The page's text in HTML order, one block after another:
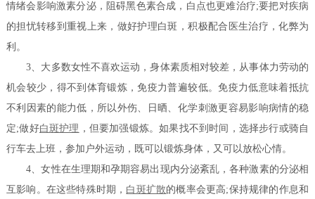
情绪会影响激素分泌，阻碍黑色素合成，白点也更难治疗;要把对疾病
的担忧转移到重视上来，做好护理白斑，积极配合医生治疗，化弊为
利。
3、大多数女性不喜欢运动，身体素质相对较差，从事体力劳动的
机会较少，得不到体育锻炼，免疫力普遍较低。免疫力低意味着抵抗
不利因素的能力低，所以外伤、日晒、化学刺激更容易影响病情的稳
定;做好白斑护理 ，但要加强锻炼。如果找不到时间，选择步行或骑自
行车去上班，参加户外运动，既可以锻炼身体，又可以放松心情。
4、女性在生理期和孕期容易出现内分泌紊乱，各种激素的分泌相
互影响。在这些特殊时期， 白斑扩散的概率会更高;保持规律的作息和